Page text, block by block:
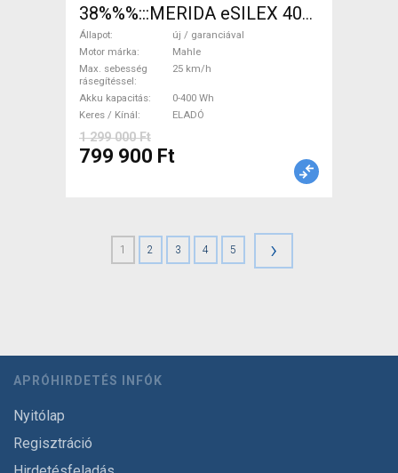
38%%%:::MERIDA eSILEX 400
(XL ) Elektromos Országúti /
Gravel Mahle új / garanciával
ELADÓ
Állapot
új / garanciával
Motor márka
Mahle
Max. sebesség
rásegítéssel
25 km/h
Akku kapacitás
0-400 Wh
Keres / Kínál
ELADÓ
1 299 000 Ft
799 900 Ft
1 2 3 4 5 ›
APRÓHIRDETÉS INFÓK
Nyitólap
Regisztráció